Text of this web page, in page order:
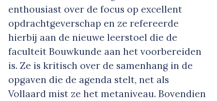
enthousiast over de focus op excellent
opdrachtgeverschap en ze refereerde
hierbij aan de nieuwe leerstoel die de
faculteit Bouwkunde aan het voorbereiden
is. Ze is kritisch over de samenhang in de
opgaven die de agenda stelt, net als
Vollaard mist ze het metaniveau. Bovendien